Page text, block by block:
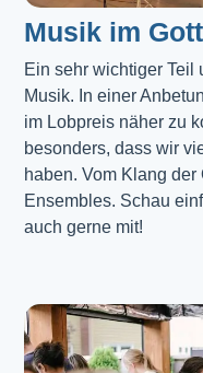
Musik im
Ein sehr wichtiger Teil
Musik. In einer
im Lobpreis näher zu
besonders, dass wir
haben. Vom Klang
Ensembles. Schau
auch gerne mit!